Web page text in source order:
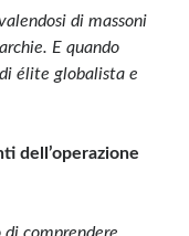
di massoni
E quando
élite globalista e
dell’operazione